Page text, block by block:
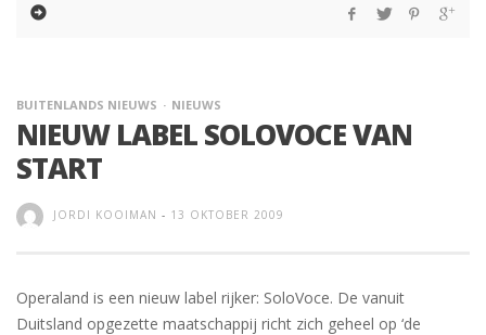
BUITENLANDS NIEUWS NIEUWS
NIEUW LABEL SOLOVOCE VAN
START
JORDI KOOIMAN - 13 OKTOBER 2009
Operaland is een nieuw label rijker: SoloVoce. De vanuit
Duitsland opgezette maatschappij richt zich geheel op ‘de